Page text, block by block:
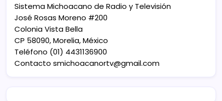
Sistema Michoacano de Radio y Televisión
José Rosas Moreno #200
Colonia Vista Bella
CP 58090, Morelia, México
Teléfono (01) 4431136900
Contacto smichoacanortv@gmail.com